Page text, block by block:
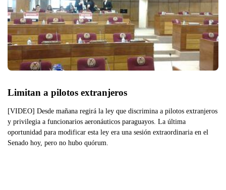
Limitan a pilotos extranjeros
[VIDEO] Desde mañana regirá la ley que discrimina a pilotos extranjeros
y privilegia a funcionarios aeronáuticos paraguayos. La última
oportunidad para modificar esta ley era una sesión extraordinaria en el
Senado hoy, pero no hubo quórum.